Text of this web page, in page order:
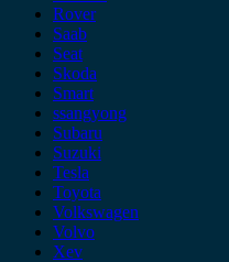
Rover
Saab
Seat
Skoda
Smart
ssangyong
Subaru
Suzuki
Tesla
Toyota
Volkswagen
Volvo
Xev